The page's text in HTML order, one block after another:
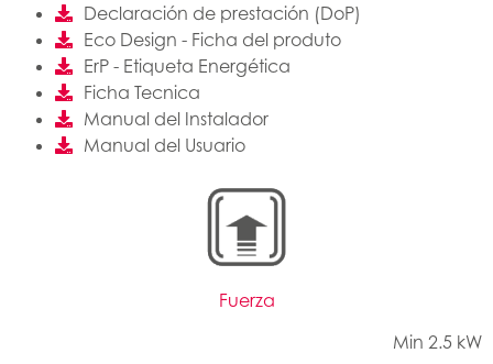
Declaración de prestación (DoP)
Eco Design - Ficha del produto
ErP - Etiqueta Energética
Ficha Tecnica
Manual del Instalador
Manual del Usuario
Fuerza
Min 2.5 kW